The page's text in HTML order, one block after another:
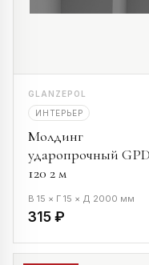
GLANZEPOL
ИНТЕРЬЕР
Молдинг
ударопрочный
120 2 м
В 15 × Г 15 × Д 2000 мм
315 ₽